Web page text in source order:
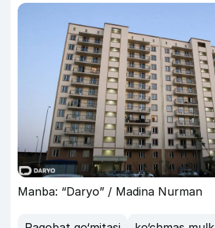
Manba: “Daryo” / Madina Nurman